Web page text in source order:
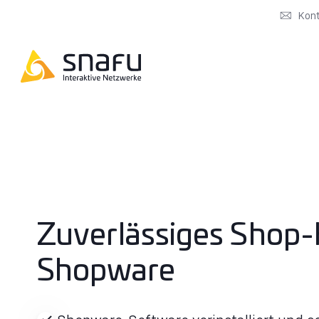
Zuverlässiges
Shopware